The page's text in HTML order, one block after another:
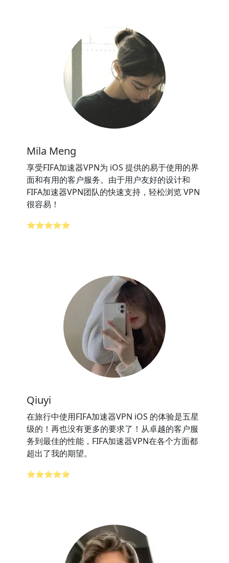
Mila Meng
享受FIFA加速器VPN为 iOS 提供的易于使用的界
面和有用的客户服务。由于用户友好的设计和
FIFA加速器VPN团队的快速支持，轻松浏览 VPN
很容易！
⭐⭐⭐⭐⭐
Qiuyi
在旅行中使用FIFA加速器VPN iOS 的体验是五星
级的！再也没有更多的要求了！从卓越的客户服
务到最佳的性能，FIFA加速器VPN在各个方面都
超出了我的期望。
⭐⭐⭐⭐⭐